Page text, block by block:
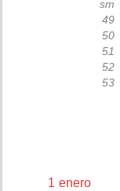
sm
49
50
51
52
53
1 enero